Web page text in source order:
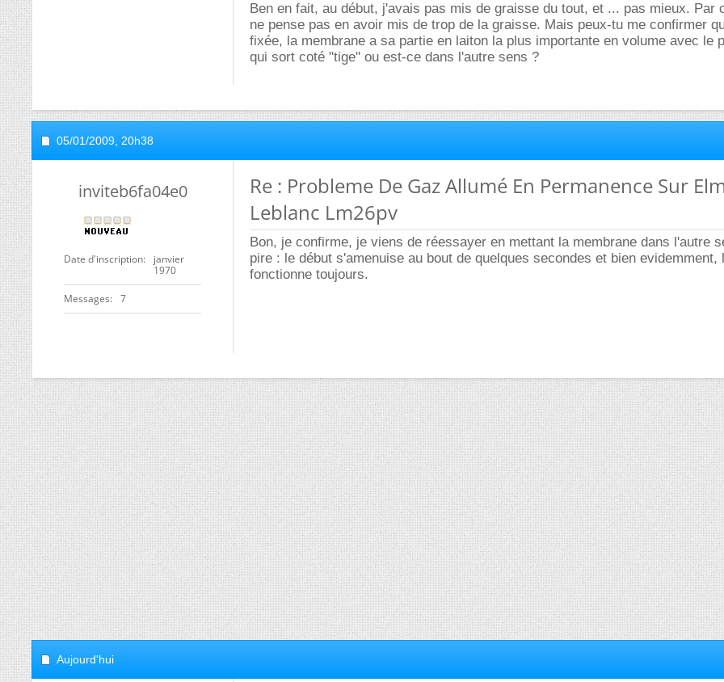
Ben en fait, au début, j'avais pas mis de graisse du tout, et ... pas mieux. Par
ne pense pas en avoir mis de trop de la graisse. Mais peux-tu me confirmer
fixée, la membrane a sa partie en laiton la plus importante en volume avec le
qui sort coté "tige" ou est-ce dans l'autre sens ?
05/01/2009, 20h38
inviteb6fa04e0
Date d'inscription
janvier
1970
Messages 7
Re : Probleme De Gaz Allumé En Permanence Sur
Leblanc Lm26pv
Bon, je confirme, je viens de réessayer en mettant la membrane dans l'autre
pire : le début s'amenuise au bout de quelques secondes et bien evidemment,
fonctionne toujours.
Aujourd'hui